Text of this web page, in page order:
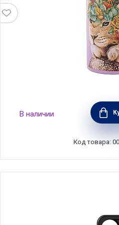
Термос-бутылка
львенок", объем 0,5 л,
Maxwell &
В наличии
Код товара: